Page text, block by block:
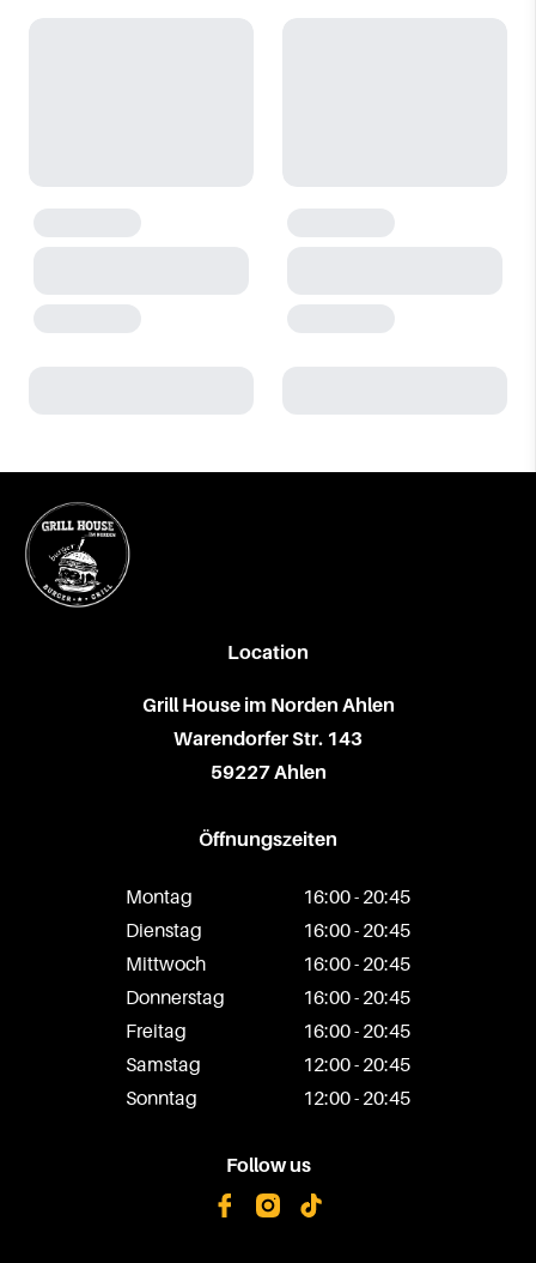
Location
Grill House im Norden Ahlen
Warendorfer Str. 143
59227 Ahlen
Öffnungszeiten
Montag
16:00 - 20:45
Dienstag
16:00 - 20:45
Mittwoch
16:00 - 20:45
Donnerstag
16:00 - 20:45
Freitag
16:00 - 20:45
Samstag
12:00 - 20:45
Sonntag
12:00 - 20:45
Follow us